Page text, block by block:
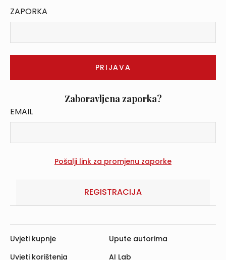
ZAPORKA
Zaboravljena zaporka?
EMAIL
REGISTRACIJA
Uvjeti kupnje
Uvjeti korištenja
Upute autorima
AI Lab